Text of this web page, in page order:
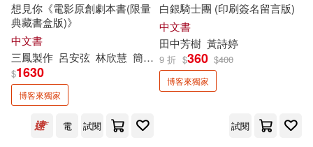
加布列‧賈西亞‧馬奎斯(4)
吳紀維(4) 夏目漱石(4)
巧克科技新媒體(4) 張國立(4)
柴田啓子(4)
漫遊者文化(12) 瑞昇(12)
商周出版(11) 小麥田(11)
常春藤(11)
想見你《電影原創劇本書(限量
典藏書盒版)》
中文書
三鳳製作 呂安弦 林欣慧 簡奇峯 車庫娛樂
$1630
博客來獨家
電 試閱
白銀騎士團 (印刷簽名留言版)
中文書
田中芳樹 黃詩婷
9 折 $360 $400
博客來獨家
試閱